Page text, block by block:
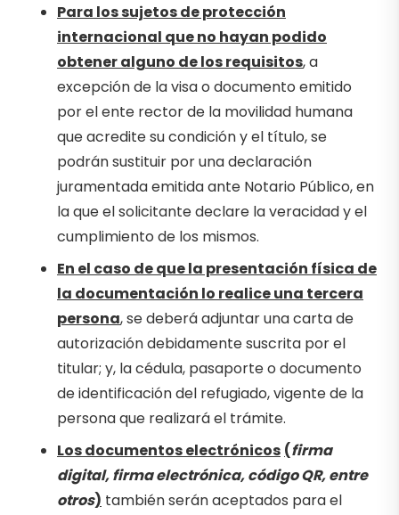
Para los sujetos de protección
internacional que no hayan podido
obtener alguno de los requisitos, a
excepción de la visa o documento emitido
por el ente rector de la movilidad humana
que acredite su condición y el título, se
podrán sustituir por una declaración
juramentada emitida ante Notario Público, en
la que el solicitante declare la veracidad y el
cumplimiento de los mismos.
En el caso de que la presentación física de
la documentación lo realice una tercera
persona, se deberá adjuntar una carta de
autorización debidamente suscrita por el
titular; y, la cédula, pasaporte o documento
de identificación del refugiado, vigente de la
persona que realizará el trámite.
Los documentos electrónicos (firma
digital, firma electrónica, código QR, entre
otros) también serán aceptados para el